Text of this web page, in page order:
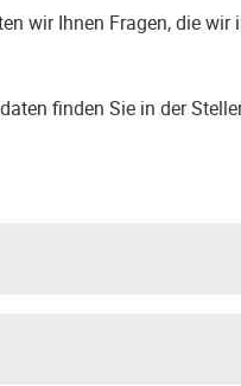
wir Ihnen Fragen, die wir
finden Sie in der